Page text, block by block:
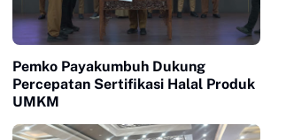
Pemko Payakumbuh Dukung
Percepatan Sertifikasi Halal Produk
UMKM